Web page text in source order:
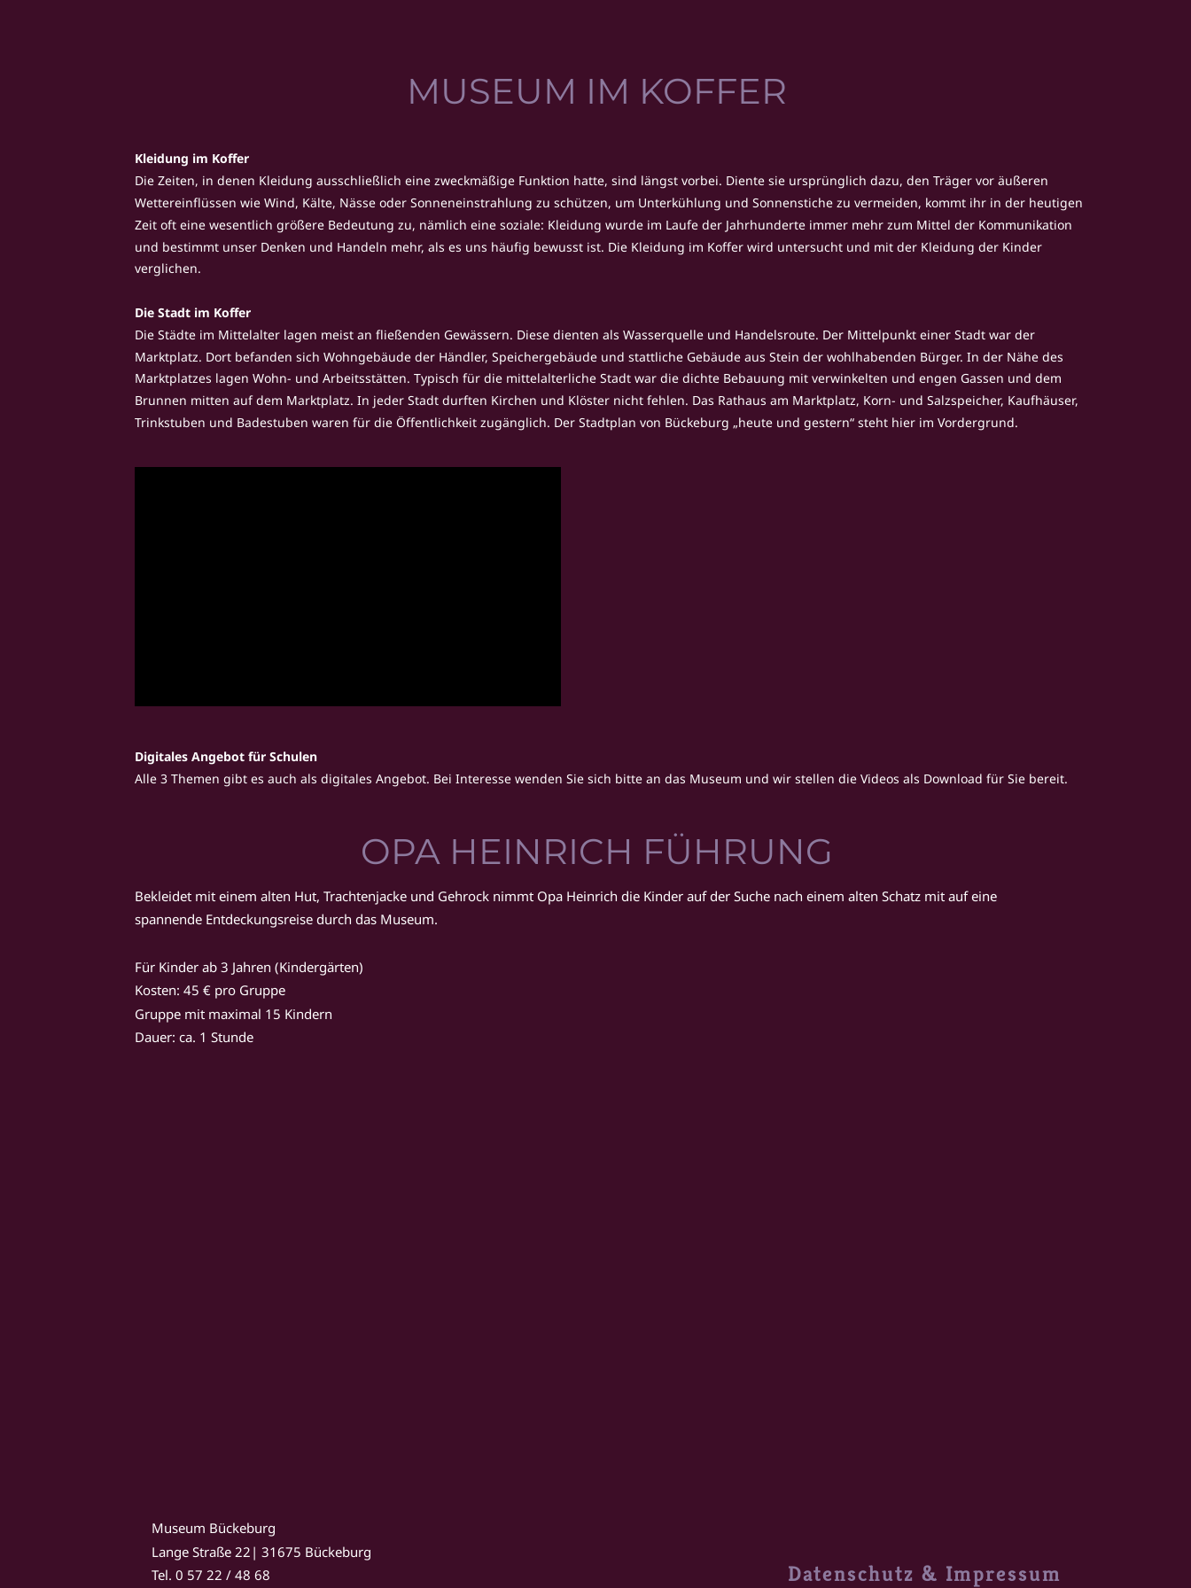
MUSEUM IM KOFFER
Kleidung im Koffer
Die Zeiten, in denen Kleidung ausschließlich eine zweckmäßige Funktion hatte, sind längst vorbei. Diente sie ursprünglich dazu, den Träger vor äußeren
Wettereinflüssen wie Wind, Kälte, Nässe oder Sonneneinstrahlung zu schützen, um Unterkühlung und Sonnenstiche zu vermeiden, kommt ihr in der heutigen
Zeit oft eine wesentlich größere Bedeutung zu, nämlich eine soziale: Kleidung wurde im Laufe der Jahrhunderte immer mehr zum Mittel der Kommunikation
und bestimmt unser Denken und Handeln mehr, als es uns häufig bewusst ist. Die Kleidung im Koffer wird untersucht und mit der Kleidung der Kinder
verglichen.
Die Stadt im Koffer
Die Städte im Mittelalter lagen meist an fließenden Gewässern. Diese dienten als Wasserquelle und Handelsroute. Der Mittelpunkt einer Stadt war der
Marktplatz. Dort befanden sich Wohngebäude der Händler, Speichergebäude und stattliche Gebäude aus Stein der wohlhabenden Bürger. In der Nähe des
Marktplatzes lagen Wohn- und Arbeitsstätten. Typisch für die mittelalterliche Stadt war die dichte Bebauung mit verwinkelten und engen Gassen und dem
Brunnen mitten auf dem Marktplatz. In jeder Stadt durften Kirchen und Klöster nicht fehlen. Das Rathaus am Marktplatz, Korn- und Salzspeicher, Kaufhäuser,
Trinkstuben und Badestuben waren für die Öffentlichkeit zugänglich. Der Stadtplan von Bückeburg „heute und gestern“ steht hier im Vordergrund.
Digitales Angebot für Schulen
Alle 3 Themen gibt es auch als digitales Angebot. Bei Interesse wenden Sie sich bitte an das Museum und wir stellen die Videos als Download für Sie bereit.
OPA HEINRICH FÜHRUNG
Bekleidet mit einem alten Hut, Trachtenjacke und Gehrock nimmt Opa Heinrich die Kinder auf der Suche nach einem alten Schatz mit auf eine
spannende Entdeckungsreise durch das Museum.
Für Kinder ab 3 Jahren (Kindergärten)
Kosten: 45 € pro Gruppe
Gruppe mit maximal 15 Kindern
Dauer: ca. 1 Stunde
Datenschutz & Impressum
Museum Bückeburg
Lange Straße 22| 31675 Bückeburg
Tel. 0 57 22 / 48 68